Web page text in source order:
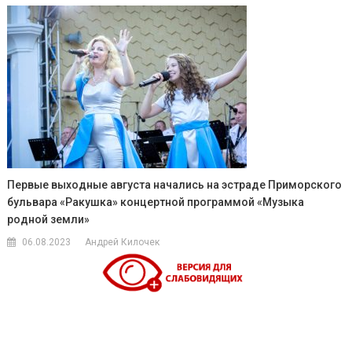
Первые выходные августа начались на эстраде Приморского
бульвара «Ракушка» концертной программой «Музыка
родной земли»
06.08.2023 Андрей Килочек